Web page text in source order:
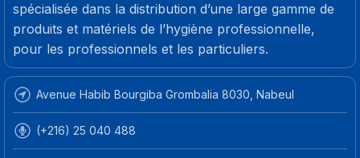
spécialisée dans la distribution d’une large gamme de
produits et matériels de l’hygiène professionnelle,
pour les professionnels et les particuliers.
Avenue Habib Bourgiba Grombalia 8030, Nabeul
(+216) 25 040 488